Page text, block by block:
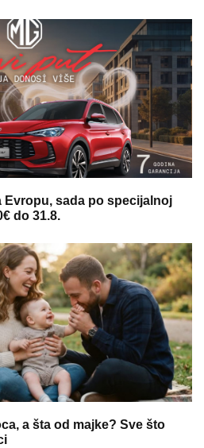
Evropu, sada po specijalnoj
do 31.8.
a šta od majke? Sve što